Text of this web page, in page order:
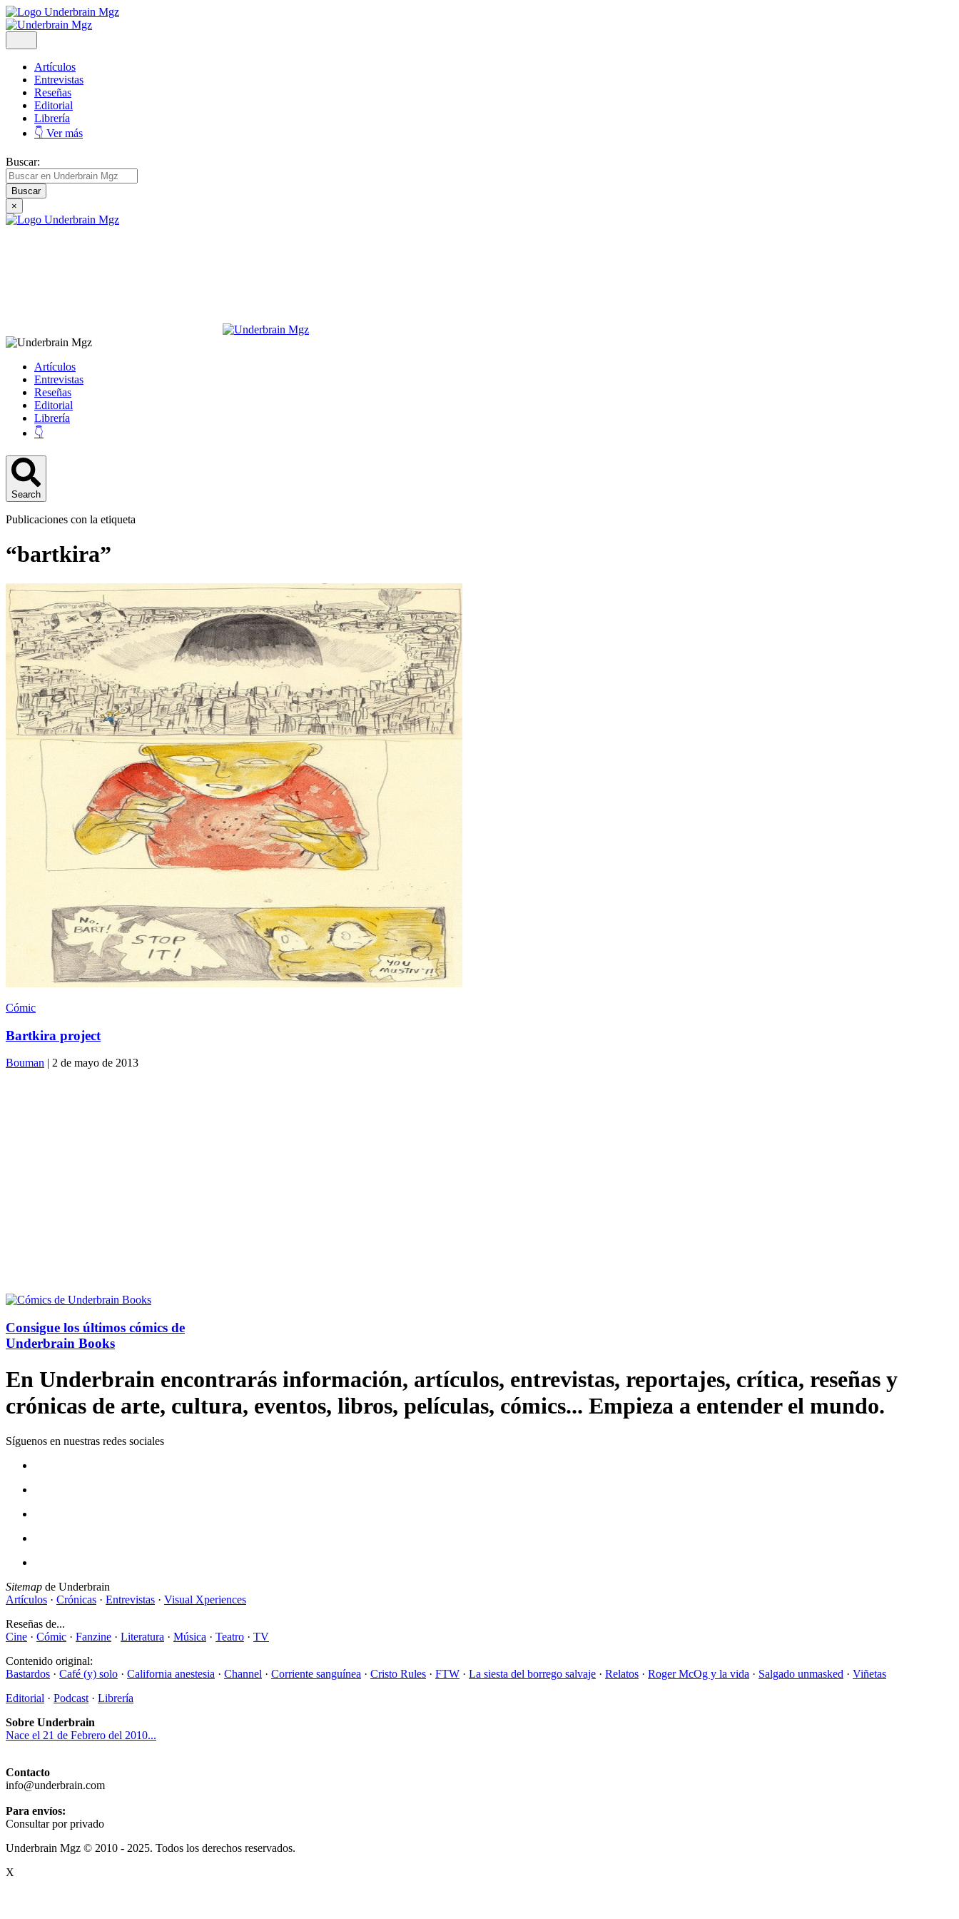
Artículos
Entrevistas
Reseñas
Editorial
Librería
👇 Ver más
Buscar:
×
Artículos
Entrevistas
Reseñas
Editorial
Librería
👇
Search
Publicaciones con la etiqueta
“bartkira”
Cómic
Bartkira project
Bouman | 2 de mayo de 2013
Consigue los últimos cómics de
Underbrain Books
En Underbrain encontrarás información, artículos, entrevistas, reportajes, crítica, reseñas y
crónicas de arte, cultura, eventos, libros, películas, cómics... Empieza a entender el mundo.
Síguenos en nuestras redes sociales
Sitemap de Underbrain
Artículos · Crónicas · Entrevistas · Visual Xperiences
Reseñas de...
Cine · Cómic · Fanzine · Literatura · Música · Teatro · TV
Contenido original:
Bastardos · Café (y) solo · California anestesia · Channel · Corriente sanguínea · Cristo Rules · FTW · La siesta del borrego salvaje · Relatos · Roger McOg y la vida · Salgado unmasked · Viñetas
Editorial · Podcast · Librería
Sobre Underbrain
Nace el 21 de Febrero del 2010...
Contacto
info@underbrain.com
Para envíos:
Consultar por privado
Underbrain Mgz © 2010 - 2025. Todos los derechos reservados.
X